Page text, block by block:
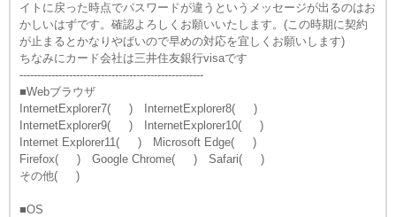
イトに戻った時点でパスワードが違うというメッセージが出るのはお
かしいはずです。確認よろしくお願いいたします。(この時期に契約
が止まるとかなりやばいので早めの対応を宜しくお願いします)
ちなみにカード会社は三井住友銀行visaです
----------------------------------------------------
■Webブラウザ
InternetExplorer7( ) InternetExplorer8( )
InternetExplorer9( ) InternetExplorer10( )
Internet Explorer11( ) Microsoft Edge( )
Firefox( ) Google Chrome( ) Safari( )
その他( )
■OS